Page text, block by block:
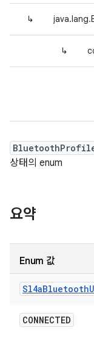
↳
↳
상태의 enum
요약
Enum 값
Sl4aBluetooth
CONNECTED